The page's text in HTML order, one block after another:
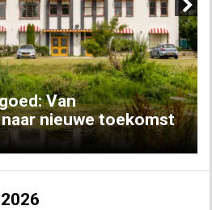
Van
nieuwe toekomst
Next